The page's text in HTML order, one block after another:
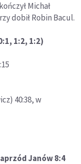
Michał
dobił Robin Bacul.
1:2, 1:2)
40:38, w
Janów 8:4